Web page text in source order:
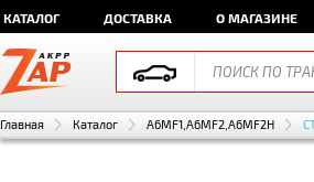
КАТАЛОГ ДОСТАВКА О МАГАЗИНЕ
Главная Каталог A6MF1,A6MF2,A6MF2H